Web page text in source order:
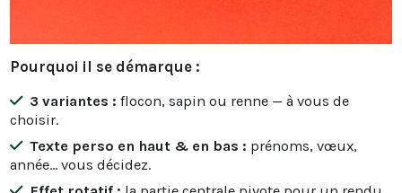
Pourquoi il se démarque :
3 variantes : flocon, sapin ou renne — à vous de
choisir.
Texte perso en haut & en bas : prénoms, vœux,
année… vous décidez.